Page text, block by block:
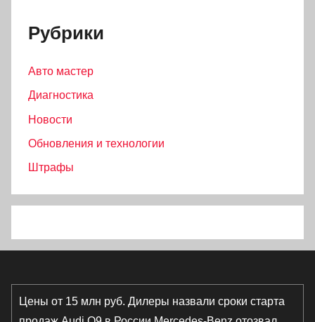
Рубрики
Авто мастер
Диагностика
Новости
Обновления и технологии
Штрафы
Цены от 15 млн руб. Дилеры назвали сроки старта